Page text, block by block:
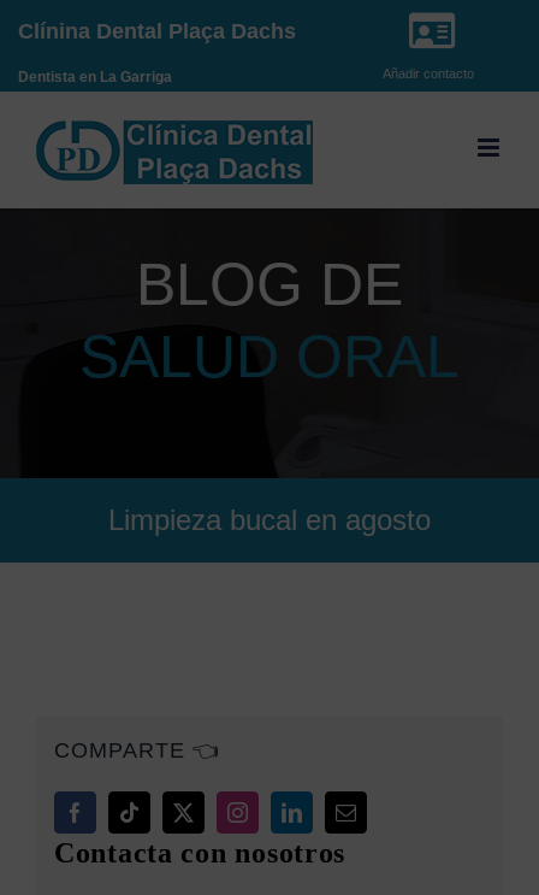
Saltar
Clínina Dental Plaça Dachs
Dentista en La Garriga Añadir contacto
BLOG DE
SALUD ORAL
Limpieza bucal en agosto
COMPARTE 👈
Contacta con nosotros